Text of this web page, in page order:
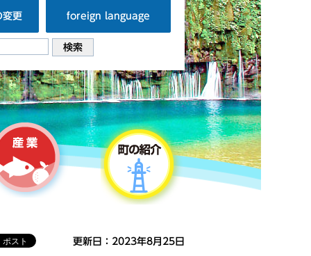
変更 foreign language
更新日：2023年8月25日